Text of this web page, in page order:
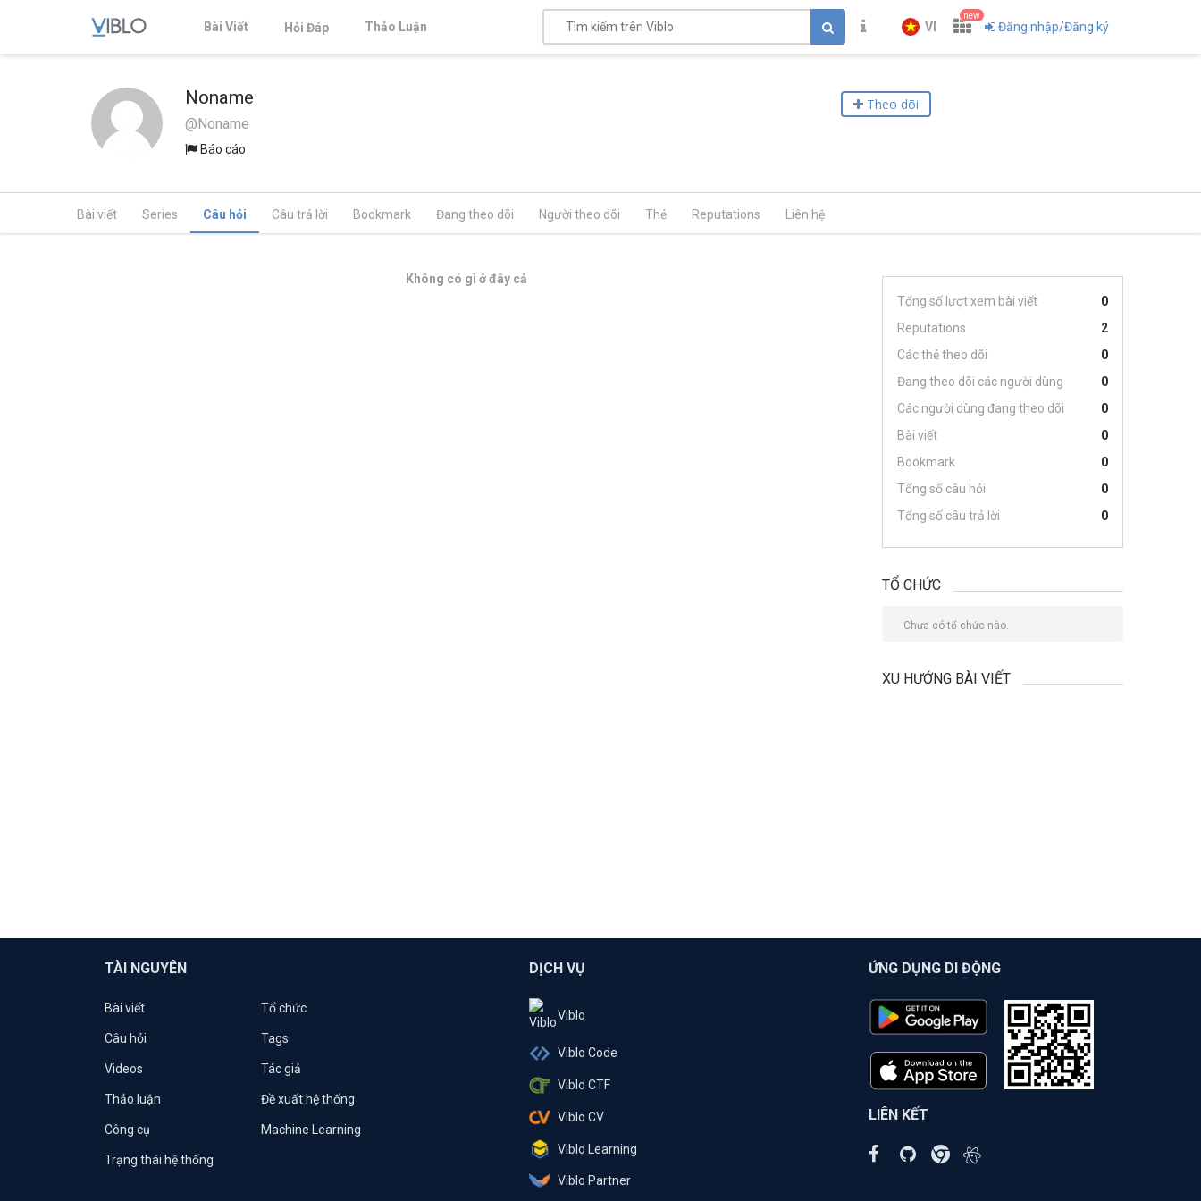
Bài Viết Hỏi Đáp Thảo Luận VI
new
Đăng nhập/Đăng ký
Noname
@Noname
Báo cáo
Theo dõi
Bài viết Series Câu hỏi Câu trả lời Bookmark Đang theo dõi Người theo dõi Thẻ Reputations Liên hệ
Không có gì ở đây cả
Tổng số lượt xem bài viết
0
Reputations
2
Các thẻ theo dõi
0
Đang theo dõi các người dùng
0
Các người dùng đang theo dõi
0
Bài viết
0
Bookmark
0
Tổng số câu hỏi
0
Tổng số câu trả lời
0
TỔ CHỨC
Chưa có tổ chức nào.
XU HƯỚNG BÀI VIẾT
TÀI NGUYÊN
Bài viết Tổ chức
Câu hỏi Tags
Videos Tác giả
Thảo luận Đề xuất hệ thống
Công cụ Machine Learning
Trạng thái hệ thống
DỊCH VỤ
Viblo
Viblo Code
Viblo CTF
Viblo CV
Viblo Learning
Viblo Partner
ỨNG DỤNG DI ĐỘNG
LIÊN KẾT